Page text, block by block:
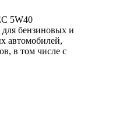
5W40
для бензиновых и
автомобилей,
в том числе с